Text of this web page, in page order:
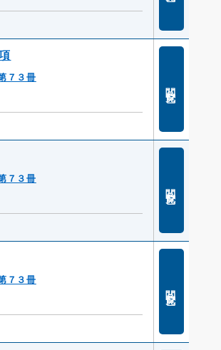
７３冊
７３冊
７３冊